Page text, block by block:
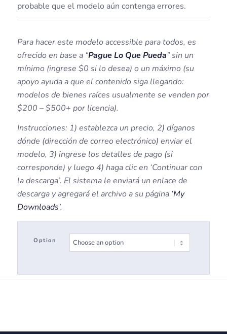
probable que el modelo aún contenga errores.
Para hacer este modelo accessible para todos, es
ofrecido en base a “Pague Lo Que Pueda” sin un
mínimo (ingrese $0 si lo desea) o un máximo (su
apoyo ayuda a que el contenido siga llegando:
modelos de bienes raíces usualmente se venden por
$200 – $500+ por licencia).
Instrucciones: 1) establezca un precio, 2) díganos
dónde (dirección de correo electrónico) enviar el
modelo, 3) ingrese los detalles de pago (si
corresponde) y luego 4) haga clic en ‘Continuar con
la descarga’. El sistema le enviará un enlace de
descarga y agregará el archivo a su página ‘My
Downloads’.
Option